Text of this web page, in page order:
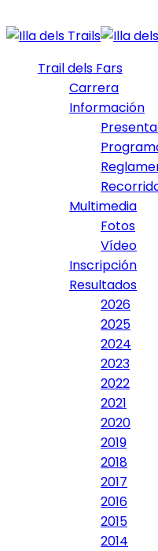
Trail dels Fars
Carrera
Información
Multimedia
Fotos
Vídeo
Inscripción
Resultados
2026
2025
2024
2023
2022
2021
2020
2019
2018
2017
2016
2015
2014